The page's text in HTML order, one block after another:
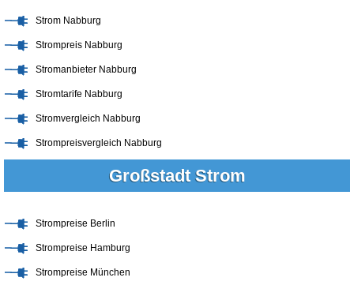
Strom Nabburg
Strompreis Nabburg
Stromanbieter Nabburg
Stromtarife Nabburg
Stromvergleich Nabburg
Strompreisvergleich Nabburg
Großstadt Strom
Strompreise Berlin
Strompreise Hamburg
Strompreise München